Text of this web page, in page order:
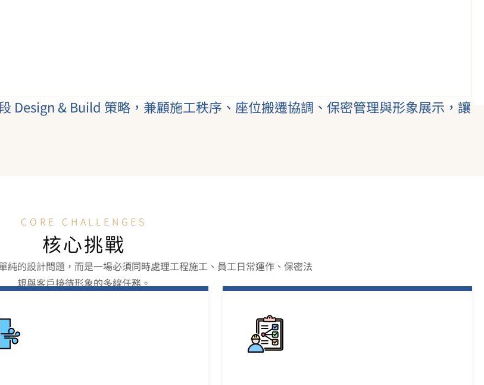
Design & Build 策略，兼顧施工秩序、座位搬遷協調、保密管理與形象展示，讓
CORE CHALLENGES
核心挑戰
純的設計問題，而是一場必須同時處理工程施工、員工日常運作、保密法
規與客戶接待形象的多線任務。